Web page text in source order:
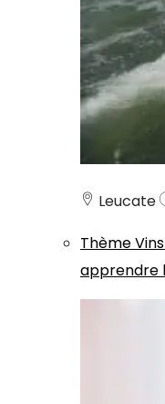
Leucate
Thème
apprendre